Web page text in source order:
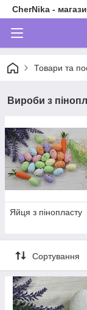
CherNika -
Товари та
Вироби з
Яйця з пінопласту
Сортування